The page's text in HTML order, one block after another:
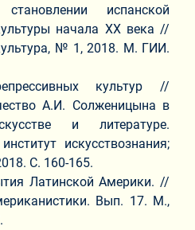
испанской
начала ХХ века //
№ 1, 2018. М. ГИИ.
культур //
А.И. Солженицына в
и литературе.
искусствознания;
С. 160-165.
Латинской Америки. //
Вып. 17. М.,